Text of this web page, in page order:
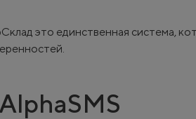
это единственная система,